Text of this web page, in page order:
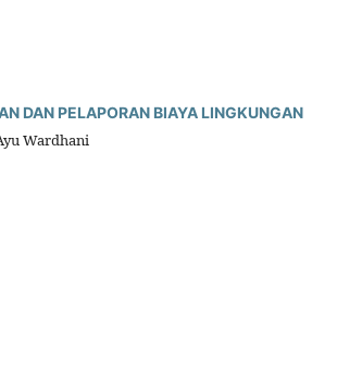
DAN PELAPORAN BIAYA LINGKUNGAN
Wardhani